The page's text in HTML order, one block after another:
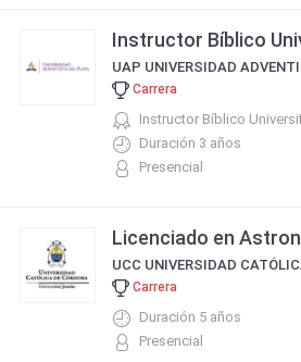
Instructor Bíblico
Carrera
Instructor Bíblico
Duración 3 años
Presencial
Licenciado en
Carrera
Duración 5 años
Presencial